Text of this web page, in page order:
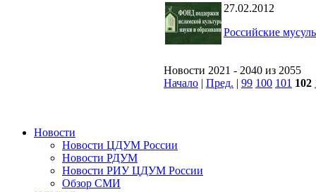
27.02.2012
Российские
Новости 2021 - 2040 из 2055
Начало | Пред. | 99 100 101 102
Новости
Новости ЦДУМ России
Новости РДУМ
Новости РИУ ЦДУМ России
Обзор СМИ